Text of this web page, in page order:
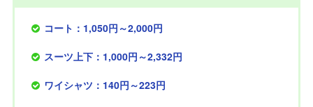
コート：1,050円～2,000円
スーツ上下：1,000円～2,332円
ワイシャツ：140円～223円